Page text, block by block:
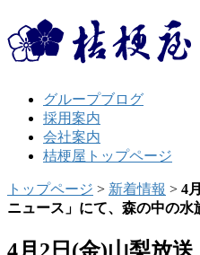
グループブログ
採用案内
会社案内
桔梗屋トップページ
トップページ > 新着情報 > 4
ニュース」にて、森の中の水
4月2日(金)山梨放